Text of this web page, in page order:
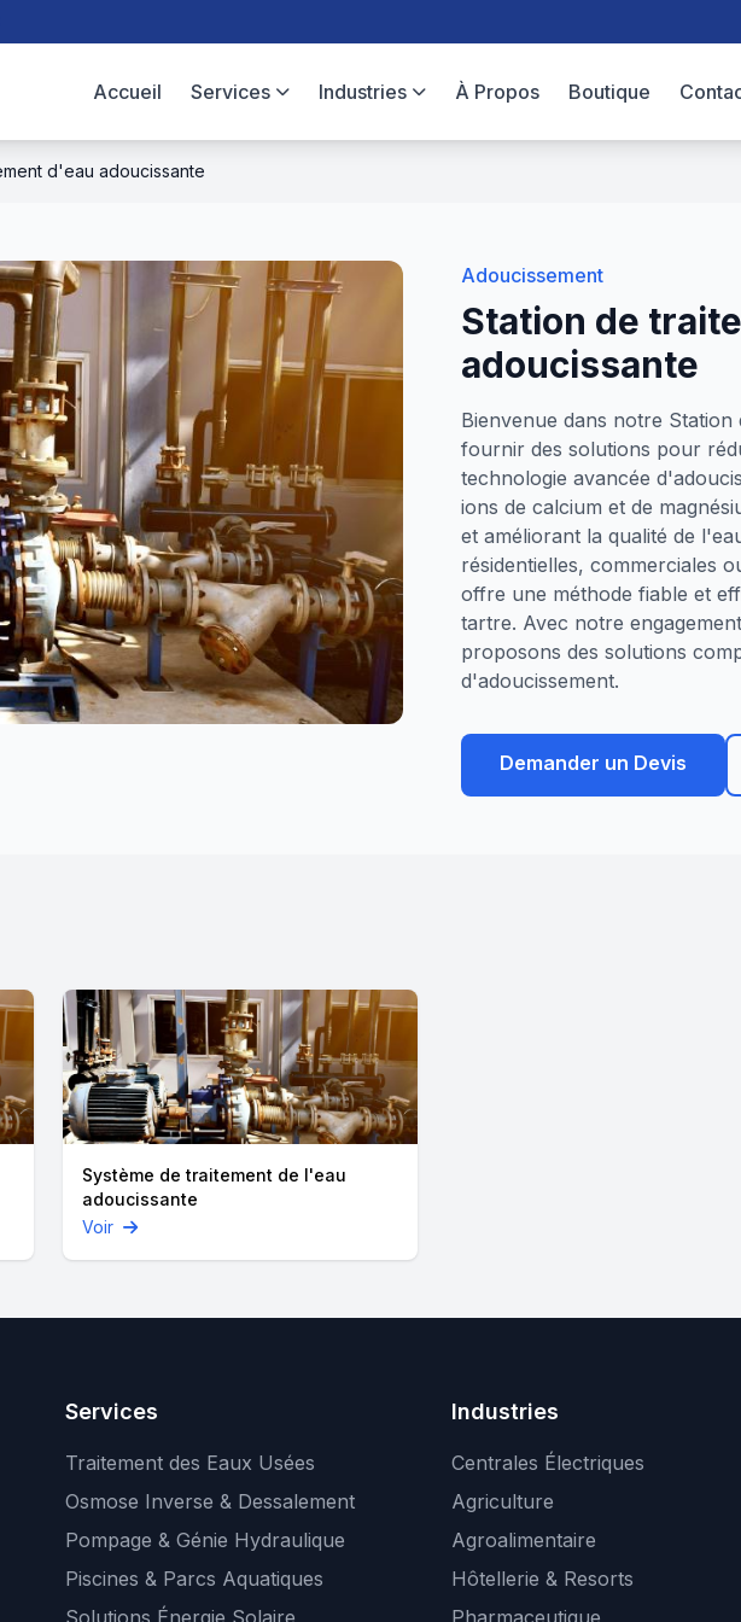
Accueil Services Industries À Propos Boutique
d'eau adoucissante
Adoucissement
Station de
adoucissante
Bienvenue dans notre Station
fournir des solutions pour
technologie avancée
ions de calcium et de
et améliorant la qualité de
résidentielles, commerciales
offre une méthode fiable et
tartre. Avec notre
proposons des solutions
d'adoucissement.
Demander un Devis
Système de traitement de l'eau
adoucissante
Voir
Services
Traitement des Eaux Usées
Osmose Inverse & Dessalement
Pompage & Génie Hydraulique
Piscines & Parcs Aquatiques
Solutions Énergie Solaire
Industries
Centrales Électriques
Agriculture
Agroalimentaire
Hôtellerie & Resorts
Pharmaceutique